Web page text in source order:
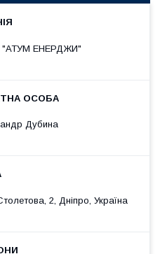
ЕНЕРДЖИ"
Дубина
2, Дніпро, Україна